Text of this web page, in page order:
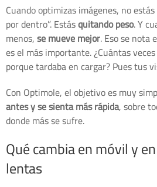
Cuando optimizas imágenes, no
por dentro”. Estásquitando peso. Y
menos,se mueve mejor. Eso se nota
es el más importante. ¿Cuántas
porque tardaba en cargar? Pues tus
Con Optimole, el objetivo es muy
antes y se sienta más rápida, sobre
donde más se sufre.
Qué cambia en móvil y
lentas